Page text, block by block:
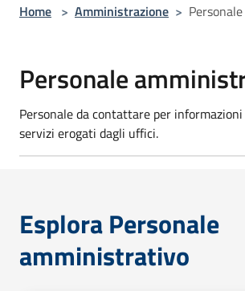
Home > Amministrazione >
Personale
Personale da contattare per
servizi erogati dagli uffici.
Esplora Personale
amministrativo